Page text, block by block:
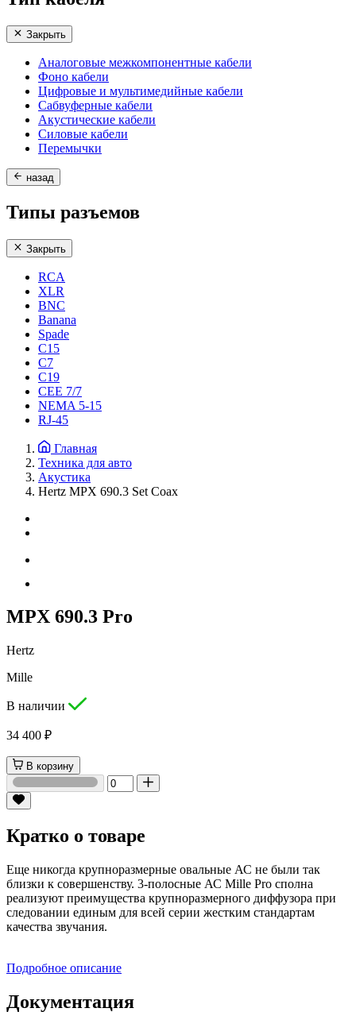
Закрыть
Аналоговые межкомпонентные кабели
Фоно кабели
Цифровые и мультимедийные кабели
Сабвуферные кабели
Акустические кабели
Силовые кабели
Перемычки
назад
Типы разъемов
Закрыть
RCA
XLR
BNC
Banana
Spade
C15
С7
C19
CEE 7/7
NEMA 5-15
RJ-45
Главная
Техника для авто
Акустика
Hertz MPX 690.3 Set Coax
MPX 690.3 Pro
Hertz
Mille
В наличии
34 400 ₽
В корзину
Кратко о товаре
Еще никогда крупноразмерные овальные АС не были так
близки к совершенству. 3-полосные АС Mille Pro сполна
реализуют преимущества крупноразмерного диффузора при
следовании единым для всей серии жестким стандартам
качества звучания.
Подробное описание
Документация